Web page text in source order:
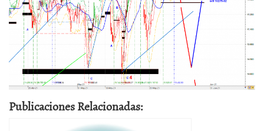
Publicaciones Relacionadas: